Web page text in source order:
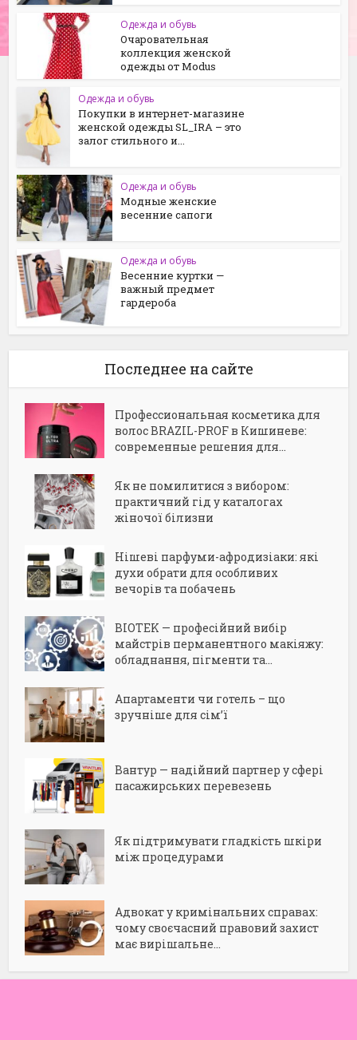
Одежда и обувь
Очаровательная
коллекция женской
одежды от Modus
Одежда и обувь
Покупки в интернет-магазине
женской одежды SL_IRA – это
залог стильного и...
Одежда и обувь
Модные женские
весенние сапоги
Одежда и обувь
Весенние куртки —
важный предмет
гардероба
Последнее на сайте
Профессиональная косметика для
волос BRAZIL-PROF в Кишиневе:
современные решения для...
Як не помилитися з вибором:
практичний гід у каталогах
жіночої білизни
Нішеві парфуми-афродизіаки: які
духи обрати для особливих
вечорів та побачень
BIOTEK — професійний вибір
майстрів перманентного макіяжу:
обладнання, пігменти та...
Апартаменти чи готель – що
зручніше для сім’ї
Вантур — надійний партнер у сфері
пасажирських перевезень
Як підтримувати гладкість шкіри
між процедурами
Адвокат у кримінальних справах:
чому своєчасний правовий захист
має вирішальне...